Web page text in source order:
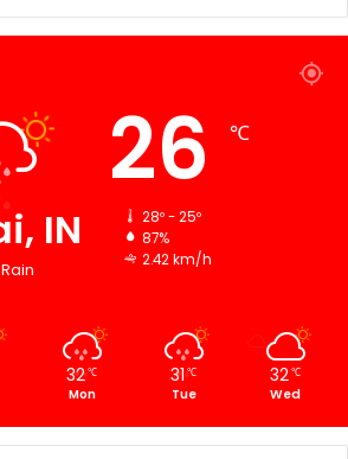
IN
26 ℃
28º - 25º
87%
2.42 km/h
32℃
Mon
31 ℃
Tue
32℃
Wed